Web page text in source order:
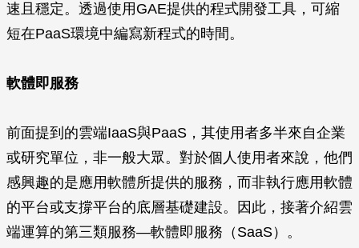
速且穩定。透過使用GAE提供的程式開發工具，可縮
短在PaaS環境中編寫新程式的時間。
軟體即服務
前面提到的雲端IaaS與PaaS，其使用者多半來自企業
或研究單位，非一般大眾。對於個人使用者來說，他們
感興趣的是應用軟體所提供的服務，而非執行應用軟體
的平台或支撐平台的底層基礎建設。因此，接著介紹雲
端運算的第三類服務—軟體即服務（SaaS）。